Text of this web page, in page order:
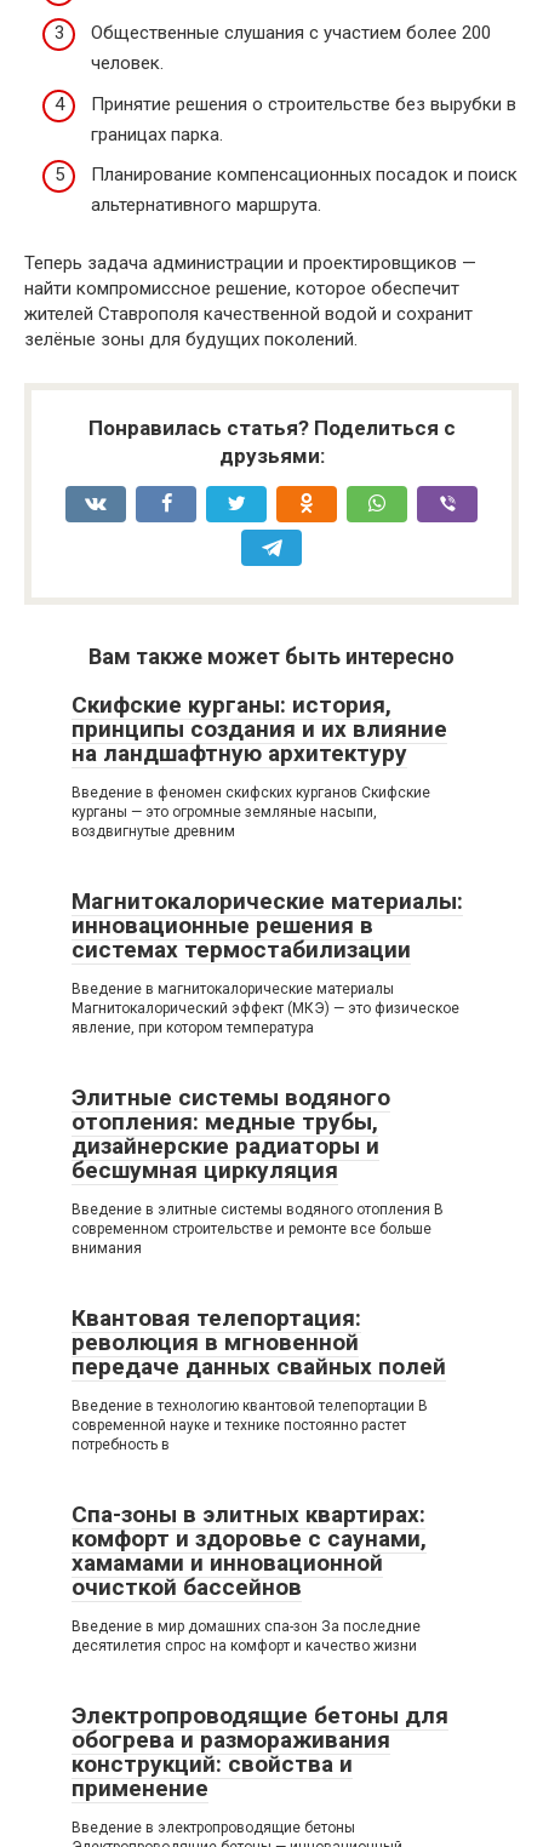
Общественные слушания с участием более 200
человек.
Принятие решения о строительстве без вырубки в
границах парка.
Планирование компенсационных посадок и поиск
альтернативного маршрута.
Теперь задача администрации и проектировщиков —
найти компромиссное решение, которое обеспечит
жителей Ставрополя качественной водой и сохранит
зелёные зоны для будущих поколений.
Понравилась статья? Поделиться с
друзьями:
Вам также может быть интересно
Скифские курганы: история,
принципы создания и их влияние
на ландшафтную архитектуру
Введение в феномен скифских курганов Скифские
курганы — это огромные земляные насыпи,
воздвигнутые древним
Магнитокалорические материалы:
инновационные решения в
системах термостабилизации
Введение в магнитокалорические материалы
Магнитокалорический эффект (МКЭ) — это физическое
явление, при котором температура
Элитные системы водяного
отопления: медные трубы,
дизайнерские радиаторы и
бесшумная циркуляция
Введение в элитные системы водяного отопления В
современном строительстве и ремонте все больше
внимания
Квантовая телепортация:
революция в мгновенной
передаче данных свайных полей
Введение в технологию квантовой телепортации В
современной науке и технике постоянно растет
потребность в
Спа-зоны в элитных квартирах:
комфорт и здоровье с саунами,
хамамами и инновационной
очисткой бассейнов
Введение в мир домашних спа-зон За последние
десятилетия спрос на комфорт и качество жизни
Электропроводящие бетоны для
обогрева и размораживания
конструкций: свойства и
применение
Введение в электропроводящие бетоны